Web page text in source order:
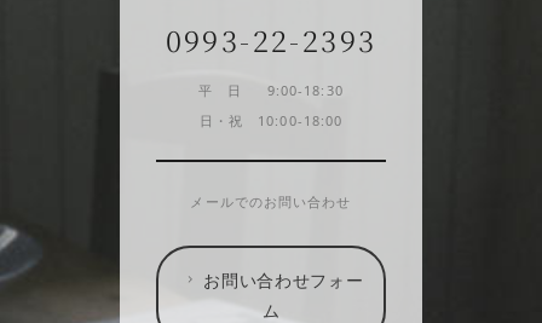
0993-22-2393
平 日 9:00-18:30
日・祝 10:00-18:00
メールでのお問い合わせ
お問い合わせフォー
ム